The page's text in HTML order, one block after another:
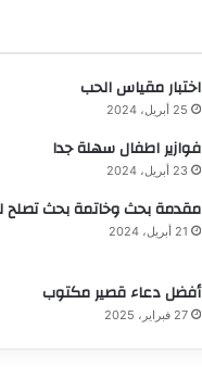
اختبار مقياس الحب
25 أبريل، 2024
فوازير اطفال سهلة جدا
23 أبريل، 2024
مقدمة بحث وخاتمة بحث تصلح
21 أبريل، 2024
أفضل دعاء قصير مكتوب
27 فبراير، 2025